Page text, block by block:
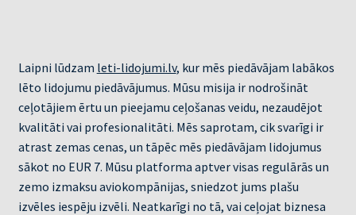
Laipni lūdzam leti-lidojumi.lv, kur mēs piedāvājam labākos
lēto lidojumu piedāvājumus. Mūsu misija ir nodrošināt
ceļotājiem ērtu un pieejamu ceļošanas veidu, nezaudējot
kvalitāti vai profesionalitāti. Mēs saprotam, cik svarīgi ir
atrast zemas cenas, un tāpēc mēs piedāvājam lidojumus
sākot no EUR 7. Mūsu platforma aptver visas regulārās un
zemo izmaksu aviokompānijas, sniedzot jums plašu
izvēles iespēju izvēli. Neatkarīgi no tā, vai ceļojat biznesa